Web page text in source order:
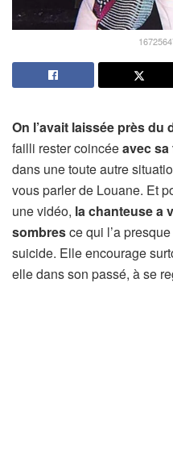
On l’avait laissée près du
failli rester coincéeavec sa
dans une toute autre
vous parler de Louane. Et
une vidéo, la chanteuse a
sombresce qui l’a
suicide. Elle encourage
elle dans son passé, à se